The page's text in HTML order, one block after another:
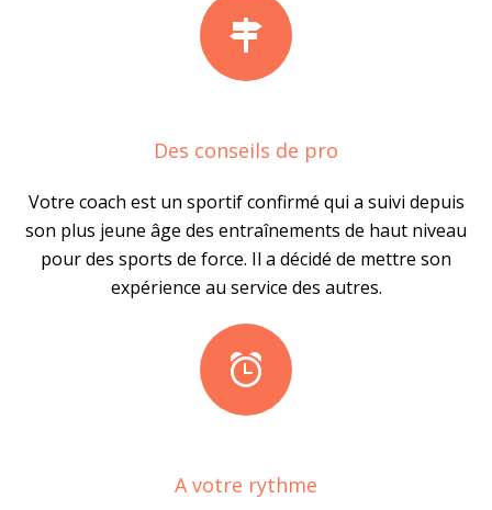
Des conseils de pro
Votre coach est un sportif confirmé qui a suivi depuis
son plus jeune âge des entraînements de haut niveau
pour des sports de force. Il a décidé de mettre son
expérience au service des autres.
A votre rythme